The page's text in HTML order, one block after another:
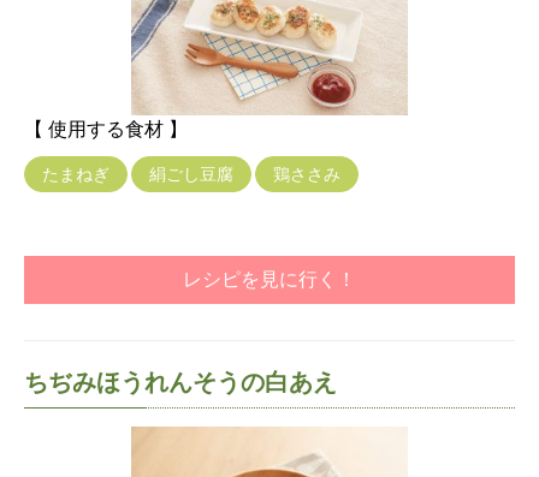
【 使用する食材 】
たまねぎ 絹ごし豆腐 鶏ささみ
レシピを見に行く！
ちぢみほうれんそうの白あえ